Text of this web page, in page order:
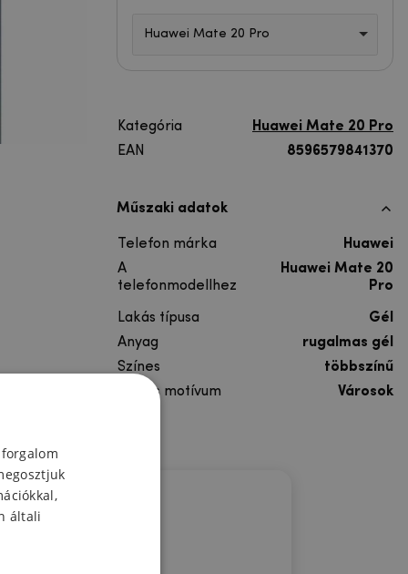
Huawei Mate 20 Pro
Kategória
Huawei Mate 20 Pro
EAN
8596579841370
Műszaki adatok
Telefon márka
Huawei
A
telefonmodellhez
Huawei Mate 20
Pro
Lakás típusa
Gél
Anyag
rugalmas gél
Színes
többszínű
Színes motívum
Városok
általi